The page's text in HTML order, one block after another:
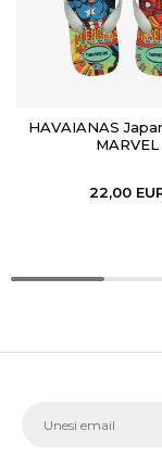
HAVAIANAS
MARVEL
22,00